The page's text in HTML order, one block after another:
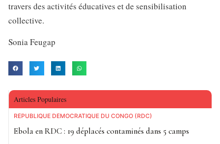
travers des activités éducatives et de sensibilisation
collective.
Sonia Feugap
Articles Populaires
RÉPUBLIQUE DÉMOCRATIQUE DU CONGO (RDC)
Ebola en RDC : 19 déplacés contaminés dans 5 camps